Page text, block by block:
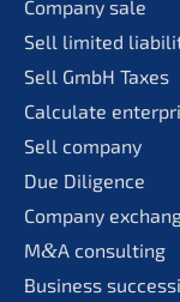
Compa­ny sale
Sell limit­ed
Sell GmbH Taxes
Calcu­la­te
Sell compa­ny
Due Diligence
Compa­ny
M&A consul­ting
Business